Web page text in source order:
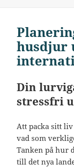
husdjur
Din
stressfri
Att packa sitt
vad som
Tanken på hur
till det nya